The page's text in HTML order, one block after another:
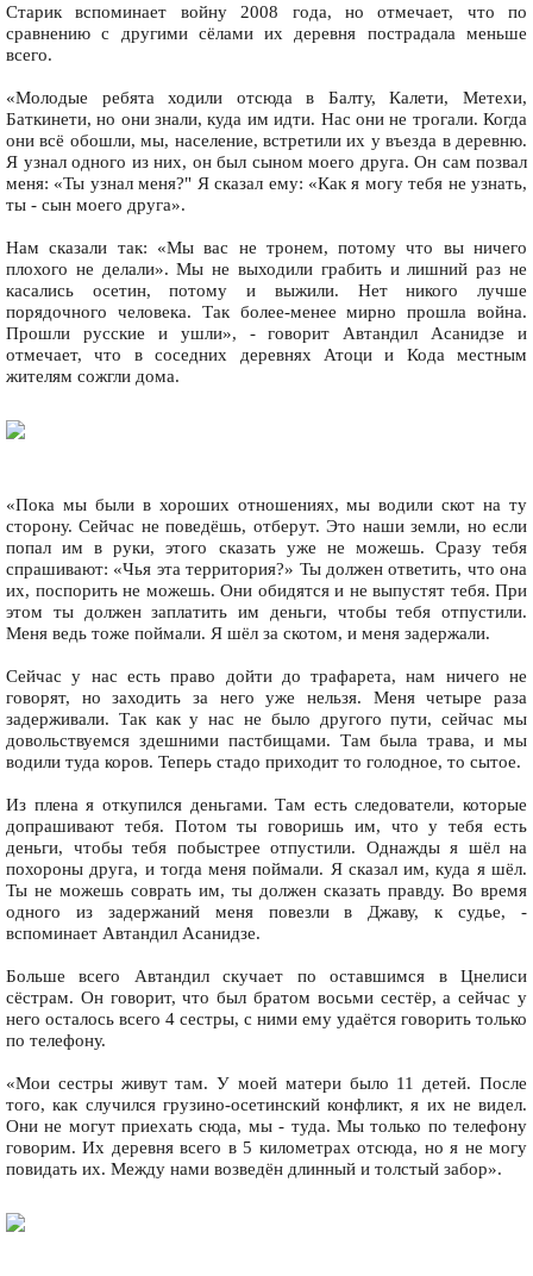
Старик вспоминает войну 2008 года, но отмечает, что по
сравнению с другими сёлами их деревня пострадала меньше
всего.
«Молодые ребята ходили отсюда в Балту, Калети, Метехи,
Баткинети, но они знали, куда им идти. Нас они не трогали. Когда
они всё обошли, мы, население, встретили их у въезда в деревню.
Я узнал одного из них, он был сыном моего друга. Он сам позвал
меня: «Ты узнал меня?" Я сказал ему: «Как я могу тебя не узнать,
ты - сын моего друга».
Нам сказали так: «Мы вас не тронем, потому что вы ничего
плохого не делали». Мы не выходили грабить и лишний раз не
касались осетин, потому и выжили. Нет никого лучше
порядочного человека. Так более-менее мирно прошла война.
Прошли русские и ушли», - говорит Автандил Асанидзе и
отмечает, что в соседних деревнях Атоци и Кода местным
жителям сожгли дома.
«Пока мы были в хороших отношениях, мы водили скот на ту
сторону. Сейчас не поведёшь, отберут. Это наши земли, но если
попал им в руки, этого сказать уже не можешь. Сразу тебя
спрашивают: «Чья эта территория?» Ты должен ответить, что она
их, поспорить не можешь. Они обидятся и не выпустят тебя. При
этом ты должен заплатить им деньги, чтобы тебя отпустили.
Меня ведь тоже поймали. Я шёл за скотом, и меня задержали.
Сейчас у нас есть право дойти до трафарета, нам ничего не
говорят, но заходить за него уже нельзя. Меня четыре раза
задерживали. Так как у нас не было другого пути, сейчас мы
довольствуемся здешними пастбищами. Там была трава, и мы
водили туда коров. Теперь стадо приходит то голодное, то сытое.
Из плена я откупился деньгами. Там есть следователи, которые
допрашивают тебя. Потом ты говоришь им, что у тебя есть
деньги, чтобы тебя побыстрее отпустили. Однажды я шёл на
похороны друга, и тогда меня поймали. Я сказал им, куда я шёл.
Ты не можешь соврать им, ты должен сказать правду. Во время
одного из задержаний меня повезли в Джаву, к судье, -
вспоминает Автандил Асанидзе.
Больше всего Автандил скучает по оставшимся в Цнелиси
сёстрам. Он говорит, что был братом восьми сестёр, а сейчас у
него осталось всего 4 сестры, с ними ему удаётся говорить только
по телефону.
«Мои сестры живут там. У моей матери было 11 детей. После
того, как случился грузино-осетинский конфликт, я их не видел.
Они не могут приехать сюда, мы - туда. Мы только по телефону
говорим. Их деревня всего в 5 километрах отсюда, но я не могу
повидать их. Между нами возведён длинный и толстый забор».